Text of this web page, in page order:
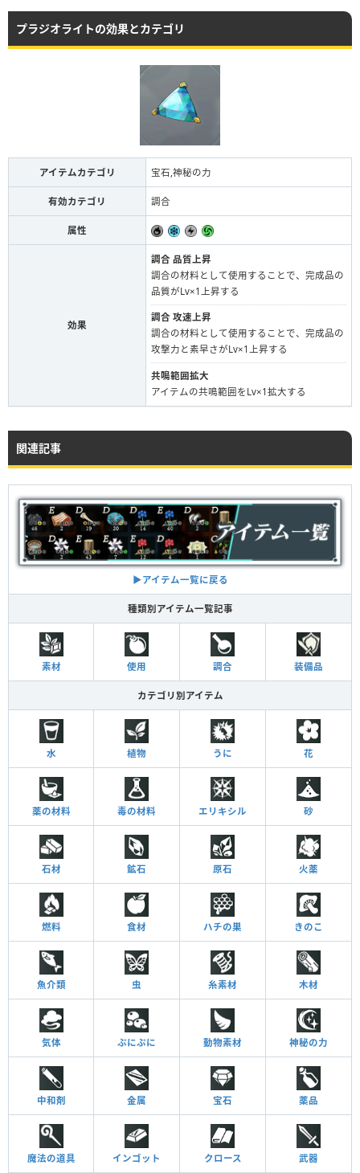
プラジオライトの効果とカテゴリ
アイテムカテゴリ 宝石,神秘の力
有効カテゴリ 調合
属性
効果
調合 品質上昇
調合の材料として使用することで、完成品の
品質がLv×1上昇する
調合 攻速上昇
調合の材料として使用することで、完成品の
攻撃力と素早さがLv×1上昇する
共鳴範囲拡大
アイテムの共鳴範囲をLv×1拡大する
関連記事
▶︎アイテム一覧に戻る
種類別アイテム一覧記事
素材 使用 調合 装備品
カテゴリ別アイテム
水 植物 うに 花
薬の材料 毒の材料 エリキシル 砂
石材 鉱石 原石 火薬
燃料 食材 ハチの巣 きのこ
魚介類 虫 糸素材 木材
気体 ぷにぷに 動物素材 神秘の力
中和剤 金属 宝石 薬品
魔法の道具 インゴット クロース 武器